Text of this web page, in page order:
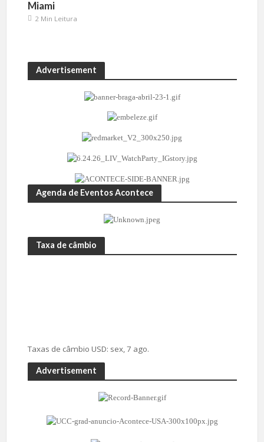
Miami
2 Min Leitura
Advertisement
Agenda de Eventos Acontece
Taxa de câmbio
Taxas de câmbio USD: sex, 7 ago.
Advertisement